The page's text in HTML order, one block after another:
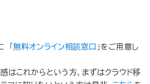
「無料オンライン相談窓口」をご用意し
はこれからという方、まずはクラウド移